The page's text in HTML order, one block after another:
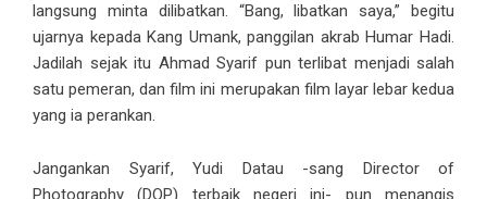
langsung minta dilibatkan. “Bang, libatkan saya,” begitu
ujarnya kepada Kang Umank, panggilan akrab Humar Hadi.
Jadilah sejak itu Ahmad Syarif pun terlibat menjadi salah
satu pemeran, dan film ini merupakan film layar lebar kedua
yang ia perankan.
Jangankan Syarif, Yudi Datau -sang Director of
Photography (DOP) terbaik negeri ini- pun menangis